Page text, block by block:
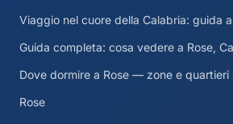
Viaggio nel cuore della Calabria: guida
Guida completa: cosa vedere a Rose,
Dove dormire a Rose — zone e quartieri
Rose